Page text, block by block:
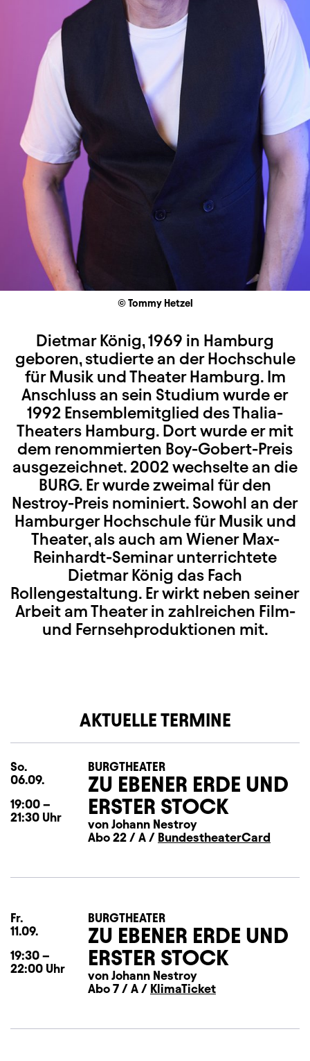
© Tommy Hetzel
Dietmar König, 1969 in Hamburg
geboren, studierte an der Hochschule
für Musik und Theater Hamburg. Im
Anschluss an sein Studium wurde er
1992 Ensemblemitglied des Thalia-
Theaters Hamburg. Dort wurde er mit
dem renommierten Boy-Gobert-Preis
ausgezeichnet. 2002 wechselte an die
BURG. Er wurde zweimal für den
Nestroy-Preis nominiert. Sowohl an der
Hamburger Hochschule für Musik und
Theater, als auch am Wiener Max-
Reinhardt-Seminar unterrichtete
Dietmar König das Fach
Rollengestaltung. Er wirkt neben seiner
Arbeit am Theater in zahlreichen Film-
und Fernsehproduktionen mit.
AKTUELLE TERMINE
So.
06.09.
19:00 –
21:30 Uhr
BURGTHEATER
ZU EBENER ERDE UND
ERSTER STOCK
von Johann Nestroy
Abo 22 / A / BundestheaterCard
Fr.
11.09.
19:30 –
22:00 Uhr
BURGTHEATER
ZU EBENER ERDE UND
ERSTER STOCK
von Johann Nestroy
Abo 7 / A / KlimaTicket